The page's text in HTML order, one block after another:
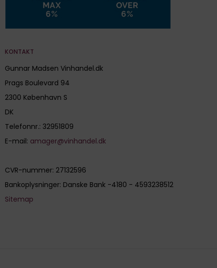
KONTAKT
Gunnar Madsen Vinhandel.dk
Prags Boulevard 94
2300 København S
DK
Telefonnr.: 32951809
E-mail: amager@vinhandel.dk
CVR-nummer: 27132596
Bankoplysninger: Danske Bank -4180 - 4593238512
Sitemap